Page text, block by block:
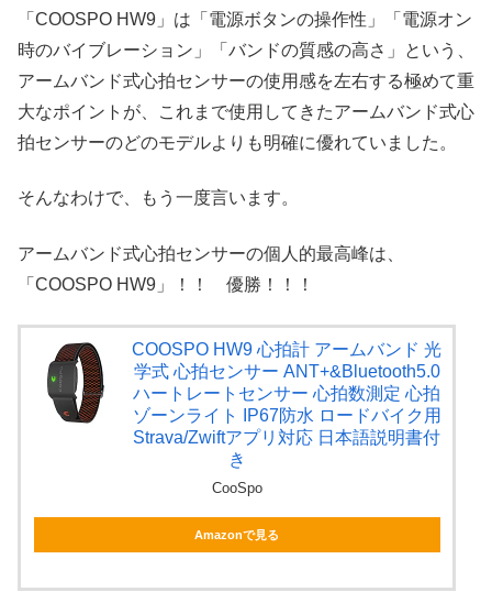
「COOSPO HW9」は「電源ボタンの操作性」「電源オン
時のバイブレーション」「バンドの質感の高さ」という、
アームバンド式心拍センサーの使用感を左右する極めて重
大なポイントが、これまで使用してきたアームバンド式心
拍センサーのどのモデルよりも明確に優れていました。
そんなわけで、もう一度言います。
アームバンド式心拍センサーの個人的最高峰は、
「COOSPO HW9」！！ 優勝！！！
COOSPO HW9 心拍計 アームバンド 光
学式 心拍センサー ANT+&Bluetooth5.0
ハートレートセンサー 心拍数測定 心拍
ゾーンライト IP67防水 ロードバイク用
Strava/Zwiftアプリ対応 日本語説明書付
き
CooSpo
Amazonで見る